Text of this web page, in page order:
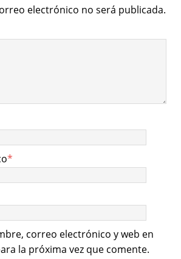
electrónico no será publicada.
*
correo electrónico y web en
la próxima vez que comente.